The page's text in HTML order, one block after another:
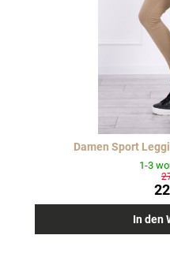
Damen Sport
1-3
In den